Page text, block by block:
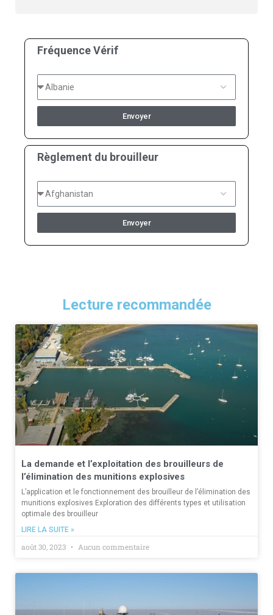
Fréquence Vérif
Envoyer
Règlement du brouilleur
Envoyer
Lecture recommandée
La demande et l’exploitation des brouilleurs de
l’élimination des munitions explosives
L’application et le fonctionnement des brouilleur de l’élimination des
munitions explosives Exploration des différents types et utilisation
optimale des brouilleur
LIRE LA SUITE »
août 30, 2023 Aucun commentaire